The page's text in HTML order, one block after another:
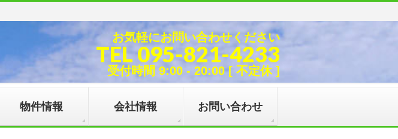
お気軽にお問い合わせください
TEL 095-821-4233
受付時間 9:00 - 20:00 [ 不定休 ]
物件情報 会社情報 お問い合わせ